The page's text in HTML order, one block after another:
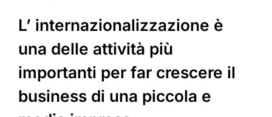
L’ internazionalizzazione è
una delle attività più
importanti per far crescere il
business di una piccola e